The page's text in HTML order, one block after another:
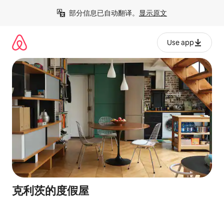
部分信息已自动翻译。 显示原文
Use app
克利茨的度假屋